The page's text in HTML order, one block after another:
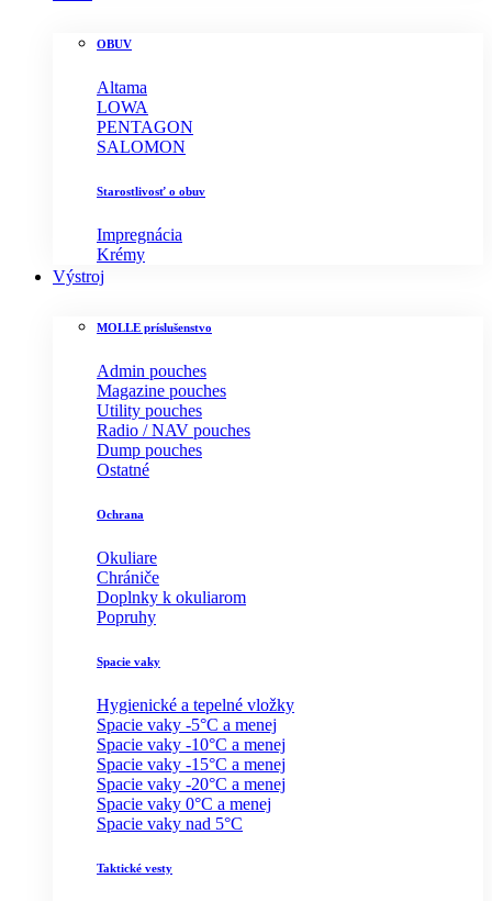
OBUV
Altama
LOWA
PENTAGON
SALOMON
Starostlivosť o obuv
Impregnácia
Krémy
Výstroj
MOLLE príslušenstvo
Admin pouches
Magazine pouches
Utility pouches
Radio / NAV pouches
Dump pouches
Ostatné
Ochrana
Okuliare
Chrániče
Doplnky k okuliarom
Popruhy
Spacie vaky
Hygienické a tepelné vložky
Spacie vaky -5°C a menej
Spacie vaky -10°C a menej
Spacie vaky -15°C a menej
Spacie vaky -20°C a menej
Spacie vaky 0°C a menej
Spacie vaky nad 5°C
Taktické vesty